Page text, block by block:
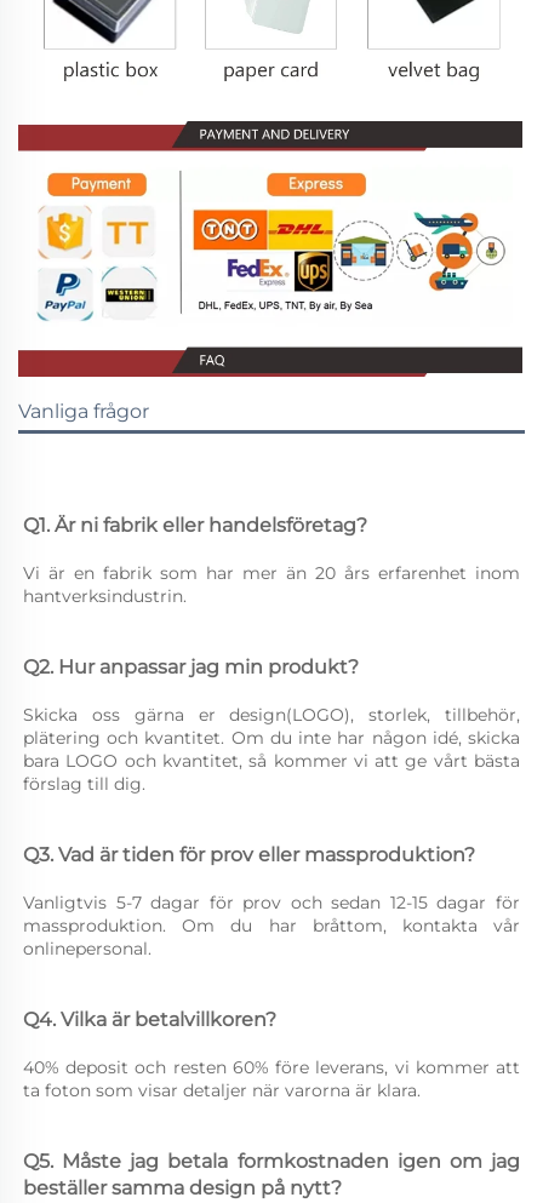
Vanliga frågor
Q1. Är ni fabrik eller handelsföretag?
Vi är en fabrik som har mer än 20 års erfarenhet inom
hantverksindustrin.
Q2. Hur anpassar jag min produkt?
Skicka oss gärna er design(LOGO), storlek, tillbehör,
plätering och kvantitet. Om du inte har någon idé, skicka
bara LOGO och kvantitet, så kommer vi att ge vårt bästa
förslag till dig.
Q3. Vad är tiden för prov eller massproduktion?
Vanligtvis 5-7 dagar för prov och sedan 12-15 dagar för
massproduktion. Om du har bråttom, kontakta vår
onlinepersonal.
Q4. Vilka är betalvillkoren?
40% deposit och resten 60% före leverans, vi kommer att
ta foton som visar detaljer när varorna är klara.
Q5. Måste jag betala formkostnaden igen om jag
beställer samma design på nytt?